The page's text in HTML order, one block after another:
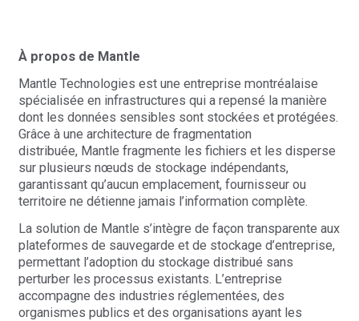
À propos de Mantle
Mantle Technologies est une entreprise montréalaise
spécialisée en infrastructures qui a repensé la manière
dont les données sensibles sont stockées et protégées.
Grâce à une architecture de fragmentation
distribuée, Mantle fragmente les fichiers et les disperse
sur plusieurs nœuds de stockage indépendants,
garantissant qu’aucun emplacement, fournisseur ou
territoire ne détienne jamais l’information complète.
La solution de Mantle s’intègre de façon transparente aux
plateformes de sauvegarde et de stockage d’entreprise,
permettant l’adoption du stockage distribué sans
perturber les processus existants. L’entreprise
accompagne des industries réglementées, des
organismes publics et des organisations ayant les